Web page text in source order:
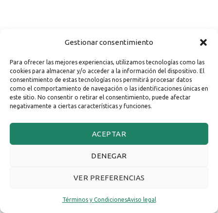
Gestionar consentimiento
Para ofrecer las mejores experiencias, utilizamos tecnologías como las
cookies para almacenar y/o acceder a la información del dispositivo. El
consentimiento de estas tecnologías nos permitirá procesar datos
como el comportamiento de navegación o las identificaciones únicas en
este sitio. No consentir o retirar el consentimiento, puede afectar
negativamente a ciertas características y funciones.
ACEPTAR
DENEGAR
VER PREFERENCIAS
Términos y CondicionesAviso legal